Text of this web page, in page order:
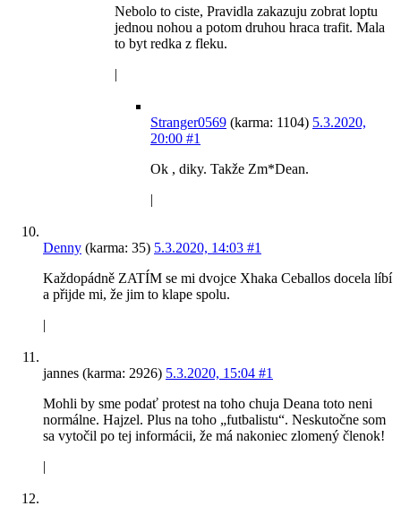
Nebolo to ciste, Pravidla zakazuju zobrat loptu
jednou nohou a potom druhou hraca trafit. Mala
to byt redka z fleku.
|
Stranger0569 (karma: 1104) 5.3.2020,
20:00 #1
Ok , diky. Takže Zm*Dean.
|
Denny (karma: 35) 5.3.2020, 14:03 #1
Každopádně ZATÍM se mi dvojce Xhaka Ceballos docela líbí
a přijde mi, že jim to klape spolu.
|
jannes (karma: 2926) 5.3.2020, 15:04 #1
Mohli by sme podať protest na toho chuja Deana toto neni
normálne. Hajzel. Plus na toho „futbalistu“. Neskutočne som
sa vytočil po tej informácii, že má nakoniec zlomený členok!
|